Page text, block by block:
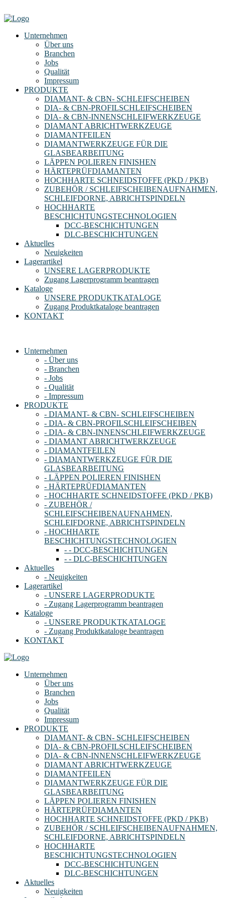
Unternehmen
Über uns
Branchen
Jobs
Qualität
Impressum
PRODUKTE
DIAMANT- & CBN- SCHLEIFSCHEIBEN
DIA- & CBN-PROFILSCHLEIFSCHEIBEN
DIA- & CBN-INNENSCHLEIFWERKZEUGE
DIAMANT ABRICHTWERKZEUGE
DIAMANTFEILEN
DIAMANTWERKZEUGE FÜR DIE
GLASBEARBEITUNG
LÄPPEN POLIEREN FINISHEN
HÄRTEPRÜFDIAMANTEN
HOCHHARTE SCHNEIDSTOFFE (PKD / PKB)
ZUBEHÖR / SCHLEIFSCHEIBENAUFNAHMEN,
SCHLEIFDORNE, ABRICHTSPINDELN
HOCHHARTE
BESCHICHTUNGSTECHNOLOGIEN
DCC-BESCHICHTUNGEN
DLC-BESCHICHTUNGEN
Aktuelles
Neuigkeiten
Lagerartikel
UNSERE LAGERPRODUKTE
Zugang Lagerprogramm beantragen
Kataloge
UNSERE PRODUKTKATALOGE
Zugang Produktkataloge beantragen
KONTAKT
Unternehmen
- Über uns
- Branchen
- Jobs
- Qualität
- Impressum
PRODUKTE
- DIAMANT- & CBN- SCHLEIFSCHEIBEN
- DIA- & CBN-PROFILSCHLEIFSCHEIBEN
- DIA- & CBN-INNENSCHLEIFWERKZEUGE
- DIAMANT ABRICHTWERKZEUGE
- DIAMANTFEILEN
- DIAMANTWERKZEUGE FÜR DIE
GLASBEARBEITUNG
- LÄPPEN POLIEREN FINISHEN
- HÄRTEPRÜFDIAMANTEN
- HOCHHARTE SCHNEIDSTOFFE (PKD / PKB)
- ZUBEHÖR /
SCHLEIFSCHEIBENAUFNAHMEN,
SCHLEIFDORNE, ABRICHTSPINDELN
- HOCHHARTE
BESCHICHTUNGSTECHNOLOGIEN
- - DCC-BESCHICHTUNGEN
- - DLC-BESCHICHTUNGEN
Aktuelles
- Neuigkeiten
Lagerartikel
- UNSERE LAGERPRODUKTE
- Zugang Lagerprogramm beantragen
Kataloge
- UNSERE PRODUKTKATALOGE
- Zugang Produktkataloge beantragen
KONTAKT
Unternehmen
Über uns
Branchen
Jobs
Qualität
Impressum
PRODUKTE
DIAMANT- & CBN- SCHLEIFSCHEIBEN
DIA- & CBN-PROFILSCHLEIFSCHEIBEN
DIA- & CBN-INNENSCHLEIFWERKZEUGE
DIAMANT ABRICHTWERKZEUGE
DIAMANTFEILEN
DIAMANTWERKZEUGE FÜR DIE
GLASBEARBEITUNG
LÄPPEN POLIEREN FINISHEN
HÄRTEPRÜFDIAMANTEN
HOCHHARTE SCHNEIDSTOFFE (PKD / PKB)
ZUBEHÖR / SCHLEIFSCHEIBENAUFNAHMEN,
SCHLEIFDORNE, ABRICHTSPINDELN
HOCHHARTE
BESCHICHTUNGSTECHNOLOGIEN
DCC-BESCHICHTUNGEN
DLC-BESCHICHTUNGEN
Aktuelles
Neuigkeiten